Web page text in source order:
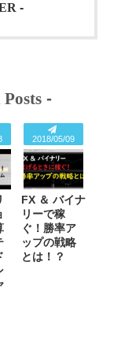
-
-
2018/05/09
FX ＆ バイナ
リーで稼
ぐ！勝率ア
ップの戦略
とは！？